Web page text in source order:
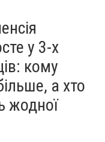
у 3-х
кому
а хто
жодної